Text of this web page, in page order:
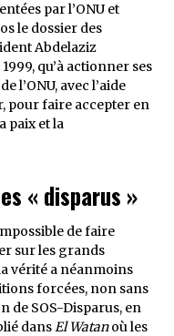
par l’ONU et
le dossier des
Abdelaziz
qu’à actionner ses
l’ONU, avec l’aide
pour faire accepter en
paix et la
« disparus »
de faire
sur les grands
vérité a néanmoins
forcées, non sans
de SOS-Disparus, en
dansEl Watanoù les